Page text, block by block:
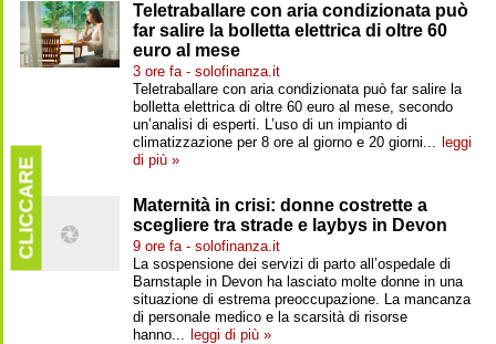
Teletraballare con aria condizionata può
far salire la bolletta elettrica di oltre 60
euro al mese
3 ore fa - solofinanza.it
Teletraballare con aria condizionata può far salire la
bolletta elettrica di oltre 60 euro al mese, secondo
un’analisi di esperti. L’uso di un impianto di
climatizzazione per 8 ore al giorno e 20 giorni... leggi
di più »
Maternità in crisi: donne costrette a
scegliere tra strade e laybys in Devon
9 ore fa - solofinanza.it
La sospensione dei servizi di parto all’ospedale di
Barnstaple in Devon ha lasciato molte donne in una
situazione di estrema preoccupazione. La mancanza
di personale medico e la scarsità di risorse
hanno... leggi di più »
CLICCARE